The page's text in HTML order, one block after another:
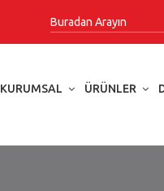
KURUMSAL ÜRÜNLER